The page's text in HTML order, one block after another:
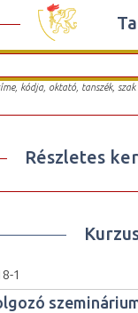
kódja, oktató, tanszék,
Részletes
1